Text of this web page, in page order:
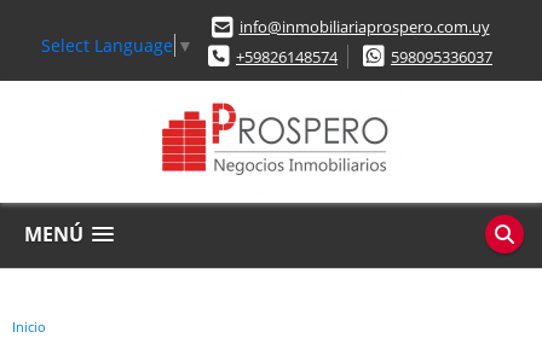
Select Language ▼
info@inmobiliariaprospero.com.uy
+59826148574
598095336037
MENÚ
Inicio